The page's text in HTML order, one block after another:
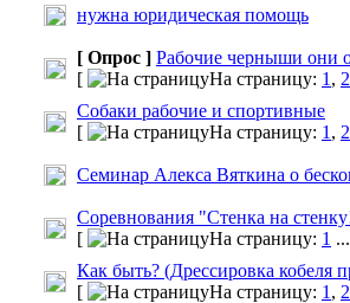
нужна юридическая помощь
[ Опрос ] Рабочие черныши они
[
На страницу: 1 , 2
Собаки рабочие и спортивные
[
На страницу: 1 , 2
Семинар Алекса Вяткина о
Соревнования "Стенка на
[
На страницу: 1
Как быть? (Дрессировка кобеля
[
На страницу: 1 , 2